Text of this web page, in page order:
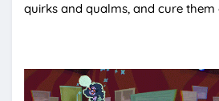
quirks and qualms, and cure them